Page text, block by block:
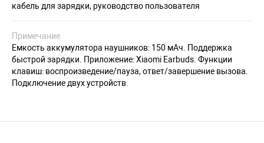
кабель для зарядки, руководство пользователя
Примечание
Емкость аккумулятора наушников: 150 мАч. Поддержка
быстрой зарядки. Приложение: Xiaomi Earbuds. Функции
клавиш: воспроизведение/пауза, ответ/завершение вызова.
Подключение двух устройств.